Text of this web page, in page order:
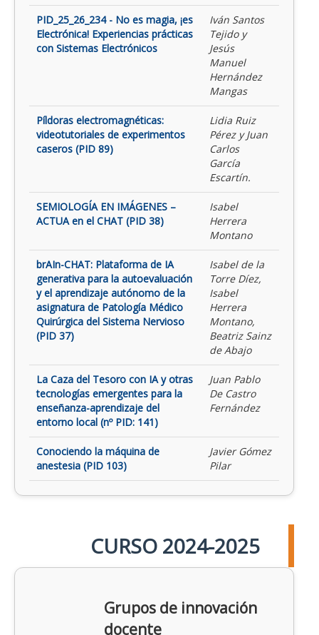
PID_25_26_234 - No es magia, ¡es
Electrónica! Experiencias prácticas
con Sistemas Electrónicos
Iván Santos
Tejido y
Jesús
Manuel
Hernández
Mangas
Píldoras electromagnéticas:
videotutoriales de experimentos
caseros (PID 89)
Lidia Ruiz
Pérez y Juan
Carlos
García
Escartín.
SEMIOLOGÍA EN IMÁGENES –
ACTUA en el CHAT (PID 38)
Isabel
Herrera
Montano
brAIn-CHAT: Plataforma de IA
generativa para la autoevaluación
y el aprendizaje autónomo de la
asignatura de Patología Médico
Quirúrgica del Sistema Nervioso
(PID 37)
Isabel de la
Torre Díez,
Isabel
Herrera
Montano,
Beatriz Sainz
de Abajo
La Caza del Tesoro con IA y otras
tecnologías emergentes para la
enseñanza-aprendizaje del
entorno local (nº PID: 141)
Juan Pablo
De Castro
Fernández
Conociendo la máquina de
anestesia (PID 103)
Javier Gómez
Pilar
CURSO 2024-2025
Grupos de innovación
docente